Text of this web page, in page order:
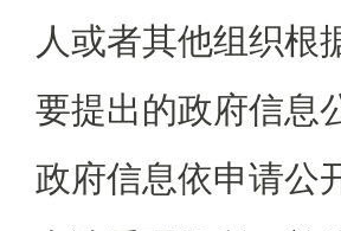
人或者其他组织根
要提出的政府信息
政府信息依申请公